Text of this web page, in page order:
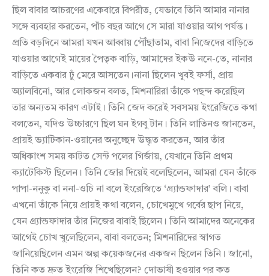
ছিল বাবার আচরণের একেবারে বিপরীত, যেভাবে তিনি আমার নানার
সঙ্গে ব্যবহার করতেন, পাঁচ বছর আগে সে মারা যাওয়ার আগ পর্যন্ত।
প্রতি বড়দিনে আমরা যখন আব্বায় পৌঁছাতাম, বাবা নিজেদের বাড়িতে
যাওয়ার আগেই মায়ের পৈতৃক বাড়ি, আমাদের ইকউ ননে-তে, নানার
বাড়িতে একবার ঢুঁ মেরে আসতেন।নানা ছিলেন খুবই ফর্সা, প্রায়
অ্যালবিনো, আর লোকজন বলত, মিশনারিরা তাঁকে পছন্দ করেছিল
তার অন্যতম কারণ এটাই। তিনি জেদ করেই সবসময় ইংরেজিতে কথা
বলতেন, যদিও উচ্চারণে ছিল ঘন ইগবু টান। তিনি লাতিনও জানতেন,
প্রায়ই ভ্যাটিকান-ওয়ানের অনুচ্ছেদ উদ্ধৃত করতেন, আর তাঁর
অধিকাংশ সময় কাটত সেন্ট পলের গির্জায়, যেখানে তিনি প্রথম
ক্যাটেকিস্ট ছিলেন। তিনি জোর দিয়েই বলেছিলেন, আমরা যেন তাঁকে
পাপা-ননুকু বা ননা-ওচি না বলে ইংরেজিতে ‘গ্র্যান্ডফাদার’ বলি। বাবা
এখনো তাঁকে নিয়ে প্রায়ই কথা বলেন, চোখেমুখে গর্বের ছাপ নিয়ে,
যেন গ্র্যান্ডফাদার তাঁর নিজের বাবাই ছিলেন। তিনি আমাদের অনেকের
আগেই চোখ খুলেছিলেন, বাবা বলতেন; মিশনারিদের স্বাগত
জানিয়েছিলেন এমন অল্প কয়েকজনের একজন ছিলেন তিনি। জানো,
তিনি কত দ্রুত ইংরেজি শিখেছিলেন? দোভাষী হওয়ার পর কত